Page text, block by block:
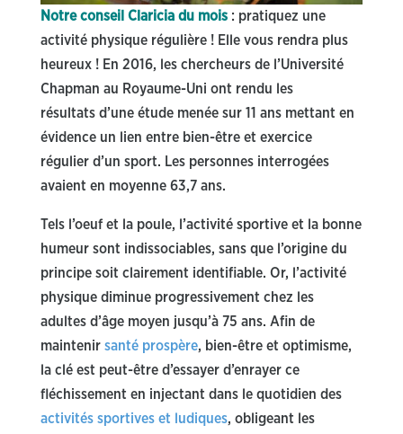
Notre conseil Claricia du mois: pratiquez une
activité physique régulière ! Elle vous rendra plus
heureux ! En 2016, les chercheurs de l’Université
Chapman au Royaume-Uni ont rendu les
résultats d’une étude menée sur 11 ans mettant en
évidence un lien entre bien-être et exercice
régulier d’un sport. Les personnes interrogées
avaient en moyenne 63,7 ans.
Tels l’oeuf et la poule, l’activité sportive et la bonne
humeur sont indissociables, sans que l’origine du
principe soit clairement identifiable. Or, l’activité
physique diminue progressivement chez les
adultes d’âge moyen jusqu’à 75 ans. Afin de
maintenir santé prospère, bien-être et optimisme,
la clé est peut-être d’essayer d’enrayer ce
fléchissement en injectant dans le quotidien des
activités sportives et ludiques, obligeant les